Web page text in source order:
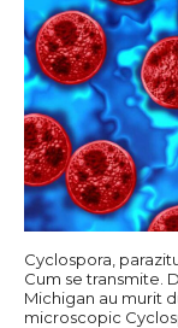
Cyclospora,
Cum se transmite.
Michigan au murit
microscopic